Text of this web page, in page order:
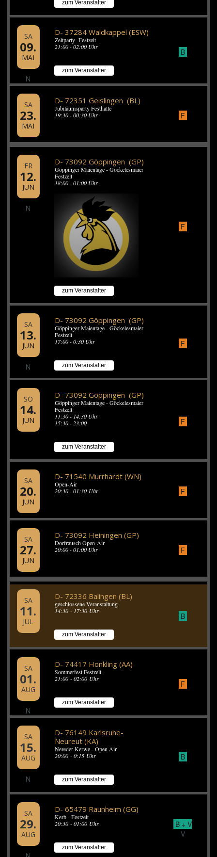
zum Veranstalter
SA
09.
MAI
N
D- 37284 Waldkappel (ESW)
Zeltparty- Festzelt
21:00 - 02:00 Uhr
zum Veranstalter
B
SA
23.
MAI
D- 72351 Geislingen (BL)
Jubiläumsparty Festhalle
19:30 - 00:30 Uhr
F
FR
12.
JUN
N
D- 73092 Göppingen (GP)
Göppinger Maientage - Göckelesmaier
Festzelt
18:00 - 01:00 Uhr
zum Veranstalter
F
SA
13.
JUN
N
D- 73092 Göppingen (GP)
Göppinger Maientage - Göckelesmaier
Festzelt
17:00 - 0:30 Uhr
zum Veranstalter
F
SO
14.
JUN
D- 73092 Göppingen (GP)
Göppinger Maientage - Göckelesmaier
Festzelt
11:30 - 14:30 Uhr
15:30 - 23:00
zum Veranstalter
F
SA
20.
JUN
D- 71540 Murrhardt (WN)
Open-Air
20:30 - 01:30 Uhr
F
SA
27.
JUN
D- 73092 Heiningen (GP)
Dorfrausch Open-Air
20:00 - 01:00 Uhr
F
SA
11.
JUL
D- 72336 Balingen (BL)
geschlossene Veranstaltung
14:30 - 17:30 Uhr
zum Veranstalter
B
SA
01.
AUG
N
D- 74417 Honkling (AA)
Sommerfest Festzelt
21:00 - 02:00 Uhr
zum Veranstalter
F
SA
15.
AUG
N
D- 76149 Karlsruhe-
Neureut (KA)
Nereder Kerwe - Open Air
20:00 - 0:15 Uhr
zum Veranstalter
B
SA
29.
AUG
D- 65479 Raunheim (GG)
Kerb - Festzelt
20:30 - 01:00 Uhr
zum Veranstalter
B + V
V